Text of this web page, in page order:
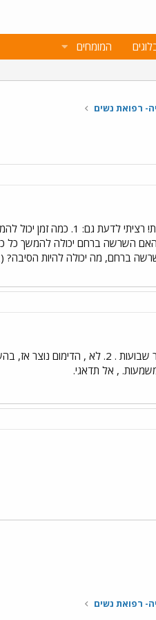
המומחים
רפואת נשים
קודם כל, תודה רבה על
שבוע ללא שינוי,ואני מודאגת. 2. האם
נובע מהשרשה ברחם, מה יכולה להיות
, אל תדאגי.
רפואת נשים